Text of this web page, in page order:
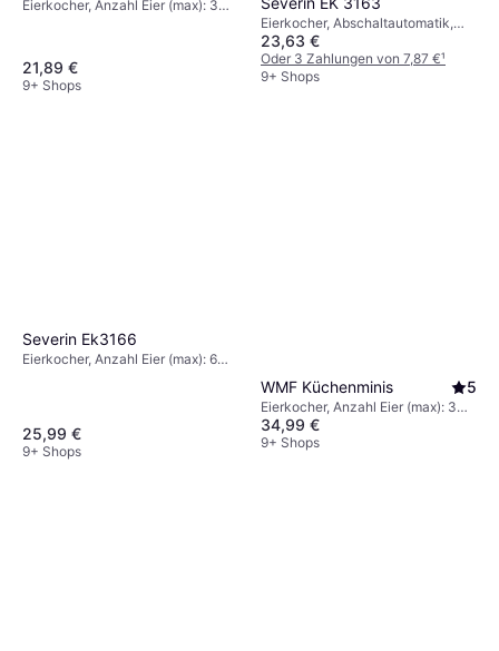
Eierkocher, Anzahl Eier (max): 3
21,89 €
9+ Shops
Eierkocher, Abschaltautomatik,
Anzahl Eier (max): 3 Stk.
23,63 €
Oder 3 Zahlungen von 7,87 €¹
9+ Shops
Severin Ek3166
Eierkocher, Anzahl Eier (max): 6
25,99 €
9+ Shops
WMF Küchenminis 5
Eierkocher, Anzahl Eier (max): 3
Stk.
34,99 €
9+ Shops